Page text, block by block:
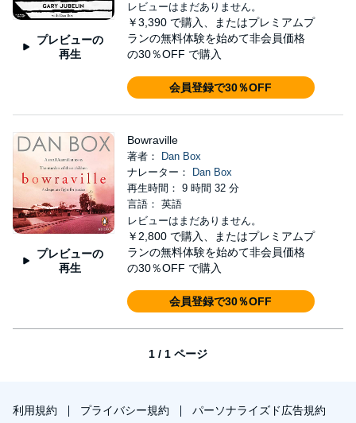
プレビューの
再生
レビューはまだありません。
￥3,390 で購入、またはプレミアムプ
ランの無料体験を始めて非会員価格
の30％OFF で購入
会員登録で30％OFF
プレビューの
再生
Bowraville
著者：
Dan Box
ナレーター：
Dan Box
再生時間： 9 時間 32 分
言語： 英語
レビューはまだありません。
￥2,800 で購入、またはプレミアムプ
ランの無料体験を始めて非会員価格
の30％OFF で購入
会員登録で30％OFF
1 / 1 ページ
利用規約 プライバシー規約 パーソナライズド広告規約